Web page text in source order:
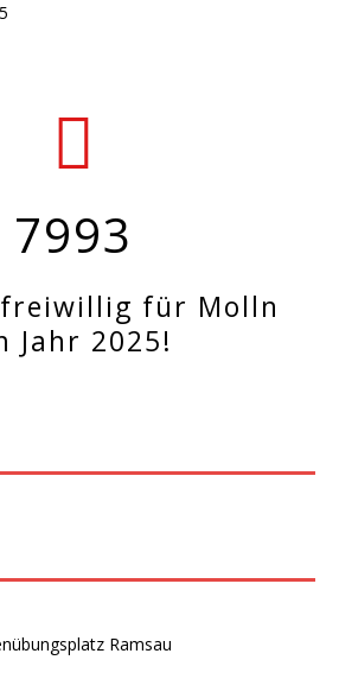
7993
für Molln
Jahr 2025!
Ramsau